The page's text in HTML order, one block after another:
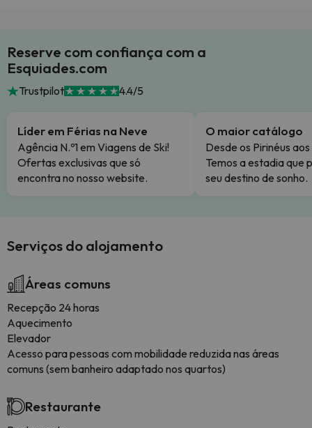
Reserve com confiança com a
Esquiades.com
Trustpilot 4.4/5
Líder em Férias na Neve
Agência N.º1 em Viagens de Ski!
Ofertas exclusivas que só
encontra no nosso website.
O maior catálogo
Desde os Pirinéus
Temos a estadia que
seu destino de sonho.
Serviços do alojamento
Áreas comuns
Recepção 24 horas
Aquecimento
Elevador
Acesso para pessoas com mobilidade reduzida nas áreas
comuns (sem banheiro adaptado nos quartos)
Restaurante